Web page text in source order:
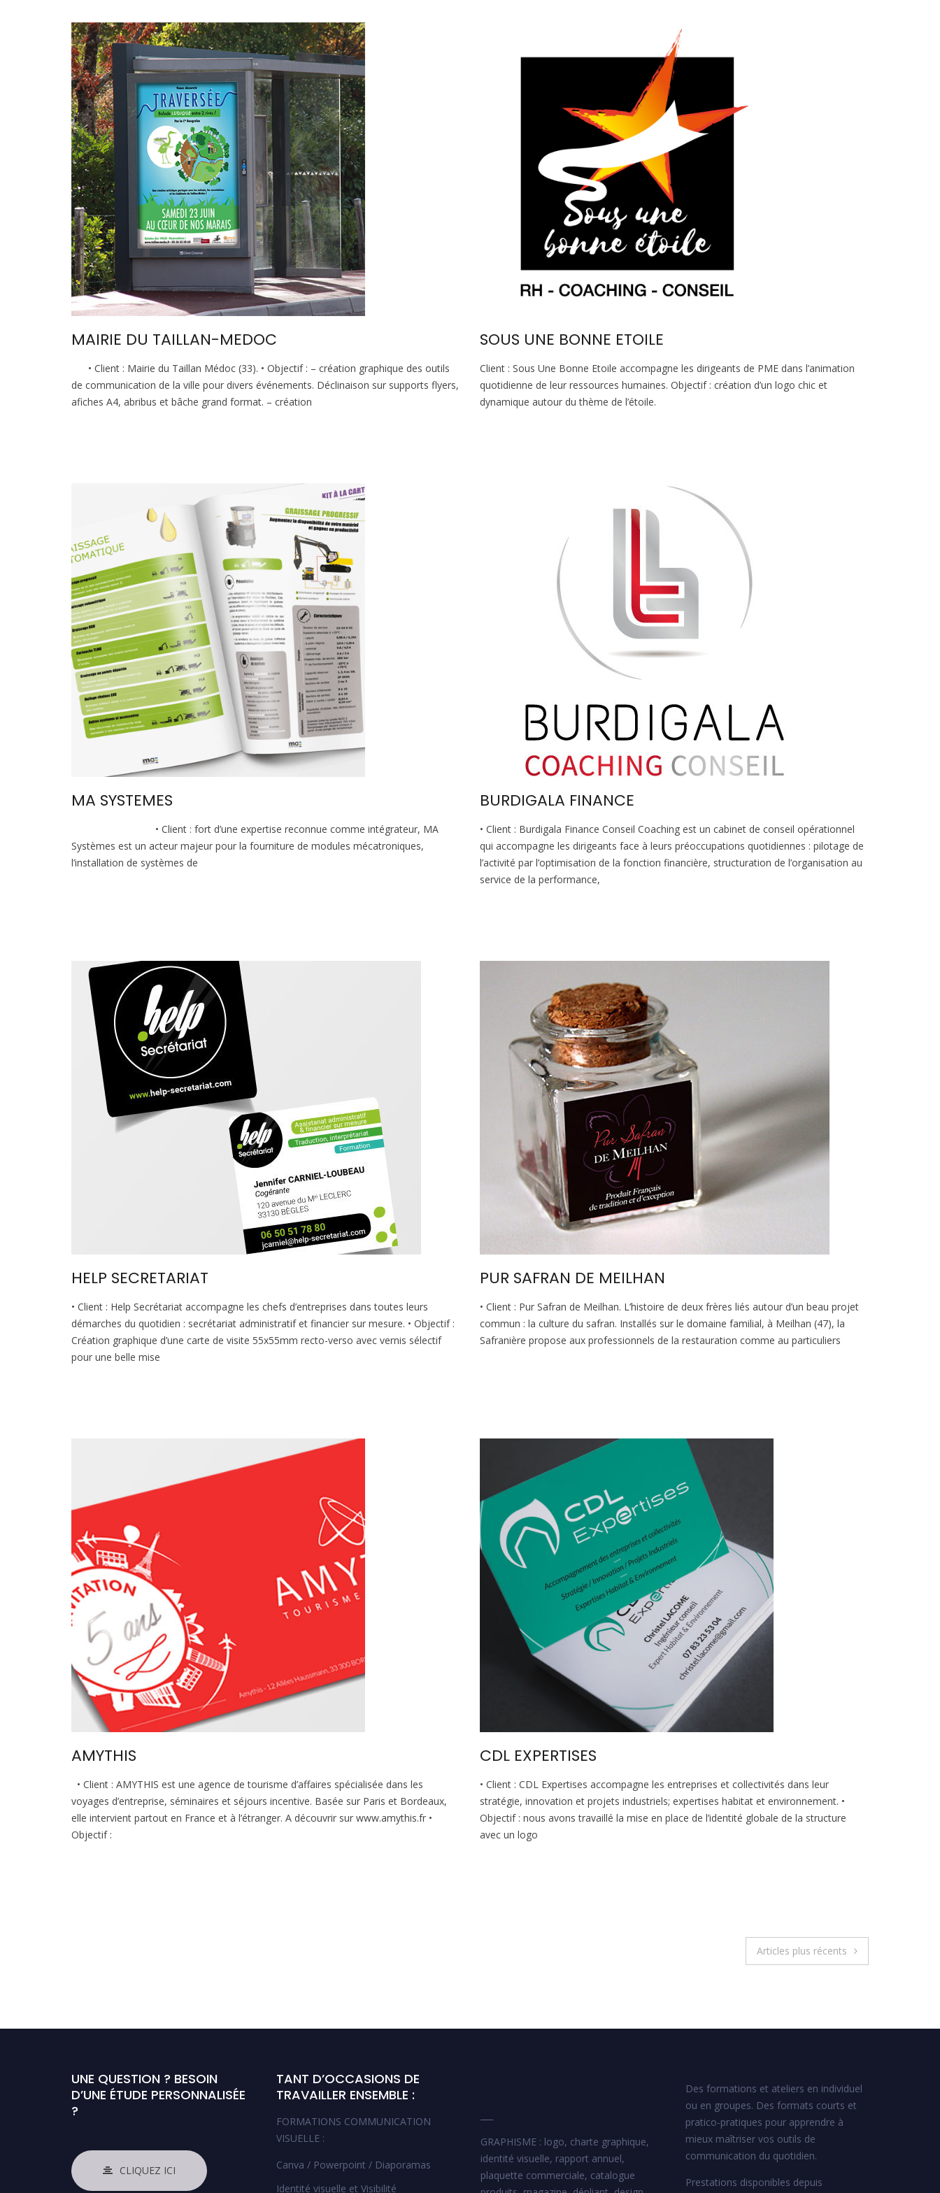
MAIRIE DU TAILLAN-MEDOC
• Client : Mairie du Taillan Médoc (33). • Objectif : – création graphique des outils
de communication de la ville pour divers événements. Déclinaison sur supports flyers,
afiches A4, abribus et bâche grand format. – création
SOUS UNE BONNE ETOILE
Client : Sous Une Bonne Etoile accompagne les dirigeants de PME dans l’animation
quotidienne de leur ressources humaines. Objectif : création d’un logo chic et
dynamique autour du thème de l’étoile.
MA SYSTEMES
• Client : fort d’une expertise reconnue comme intégrateur, MA
Systèmes est un acteur majeur pour la fourniture de modules mécatroniques,
l’installation de systèmes de
BURDIGALA FINANCE
• Client : Burdigala Finance Conseil Coaching est un cabinet de conseil opérationnel
qui accompagne les dirigeants face à leurs préoccupations quotidiennes : pilotage de
l’activité par l’optimisation de la fonction financière, structuration de l’organisation au
service de la performance,
HELP SECRETARIAT
• Client : Help Secrétariat accompagne les chefs d’entreprises dans toutes leurs
démarches du quotidien : secrétariat administratif et financier sur mesure. • Objectif :
Création graphique d’une carte de visite 55x55mm recto-verso avec vernis sélectif
pour une belle mise
PUR SAFRAN DE MEILHAN
• Client : Pur Safran de Meilhan. L’histoire de deux frères liés autour d’un beau projet
commun : la culture du safran. Installés sur le domaine familial, à Meilhan (47), la
Safranière propose aux professionnels de la restauration comme au particuliers
AMYTHIS
• Client : AMYTHIS est une agence de tourisme d’affaires spécialisée dans les
voyages d’entreprise, séminaires et séjours incentive. Basée sur Paris et Bordeaux,
elle intervient partout en France et à l’étranger. A découvrir sur www.amythis.fr •
Objectif :
CDL EXPERTISES
• Client : CDL Expertises accompagne les entreprises et collectivités dans leur
stratégie, innovation et projets industriels; expertises habitat et environnement. •
Objectif : nous avons travaillé la mise en place de l’identité globale de la structure
avec un logo
Articles plus récents
UNE QUESTION ? BESOIN
D’UNE ÉTUDE PERSONNALISÉE
?
CLIQUEZ ICI
TANT D’OCCASIONS DE
TRAVAILLER ENSEMBLE :
FORMATIONS COMMUNICATION
VISUELLE :
Canva / Powerpoint / Diaporamas
Identité visuelle et Visibilité
GRAPHISME : logo, charte graphique,
identité visuelle, rapport annuel,
plaquette commerciale, catalogue
Des formations et ateliers en individuel
ou en groupes. Des formats courts et
pratico-pratiques pour apprendre à
mieux maîtriser vos outils de
communication du quotidien.
Prestations disponibles depuis